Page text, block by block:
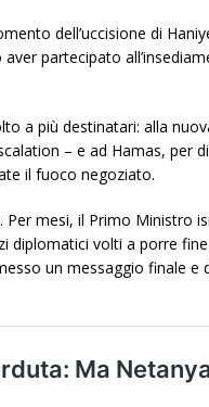
dell’uccisione di
partecipato
a più destinatari: alla
– e ad Hamas, per
il fuoco negoziato.
mesi, il Primo Ministro
volti a porre fine
un messaggio finale e